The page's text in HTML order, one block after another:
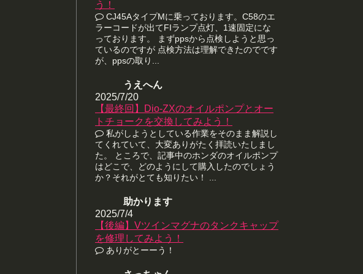
う！
CJ45AタイプMに乗っております。C58のエ
ラーコードが出てFIランプ点灯、1速固定にな
っております。 まずppsから点検しようと思っ
ているのですが 点検方法は理解できたのでです
が、ppsの取り...
うえへん
2025/7/20
【最終回】Dio-ZXのオイルポンプとオー
トチョークを交換してみよう！
私がしようとしている作業をそのまま解説し
てくれていて、大変ありがたく拝読いたしまし
た。 ところで、記事中のホンダのオイルポンプ
はどこで、どのようにして購入したのでしょう
か？それがとても知りたい！ ...
助かります
2025/7/4
【後編】Vツインマグナのタンクキャップ
を修理してみよう！
ありがとーーう！